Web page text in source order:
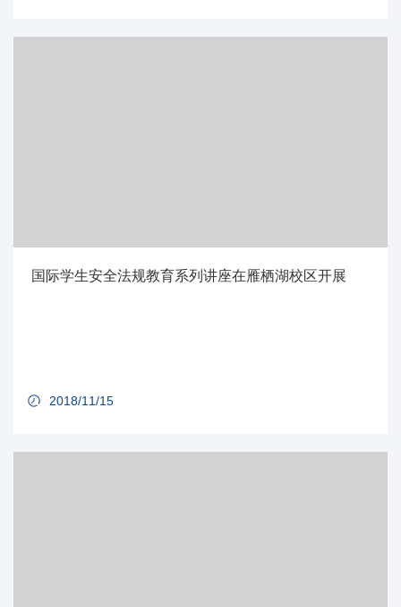
国际学生安全法规教育系列讲座在雁栖湖校区开展
2018/11/15